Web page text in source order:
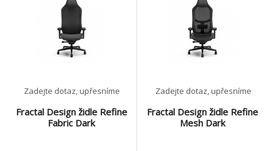
doplňuje efektní design herní
židle FRACTAL DESIGN
Automatická synchronizace
opěráku a sedáku Opora je
zajištěna pro celá záda až ke
Černá barva doplňuje efektní
design herní židle FRACTAL
DESIGN Automatická
synchronizace opěráku a
sedáku Páteř až ke krku
Fractal Design židle Refine
Fabric Dark
Zadejte dotaz, upřesníme
Fractal Design židle Refine
Mesh Dark
Zadejte dotaz, upřesníme